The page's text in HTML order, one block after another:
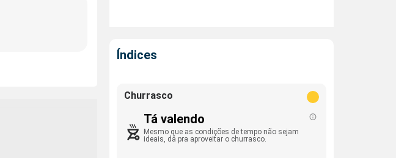
Índices
Churrasco
Tá valendo
Mesmo que as condições de tempo não sejam
ideais, dá pra aproveitar o churrasco.